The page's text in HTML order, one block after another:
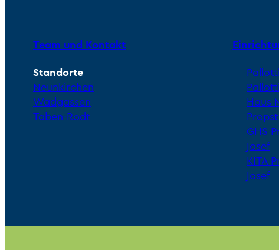
Team und Kontakt
Standorte
Neunkirchen
Wadgassen
Taben-Rodt
Haus
GHS
Josef
KITA
Josef